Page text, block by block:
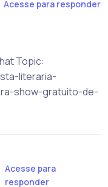
Acesse para responder
Topic:
literaria-
show-gratuito-de-
Acesse para
responder